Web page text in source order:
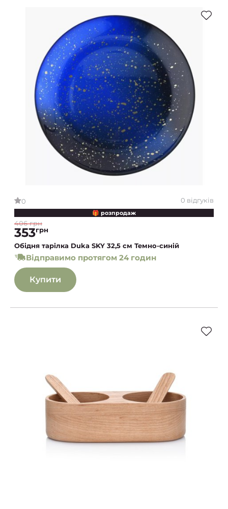
0 0 відгуків
🎁 розпродаж
406 грн
353грн
Обідня тарілка Duka SKY 32,5 см Темно-синій
Відправимо протягом 24 годин
Купити